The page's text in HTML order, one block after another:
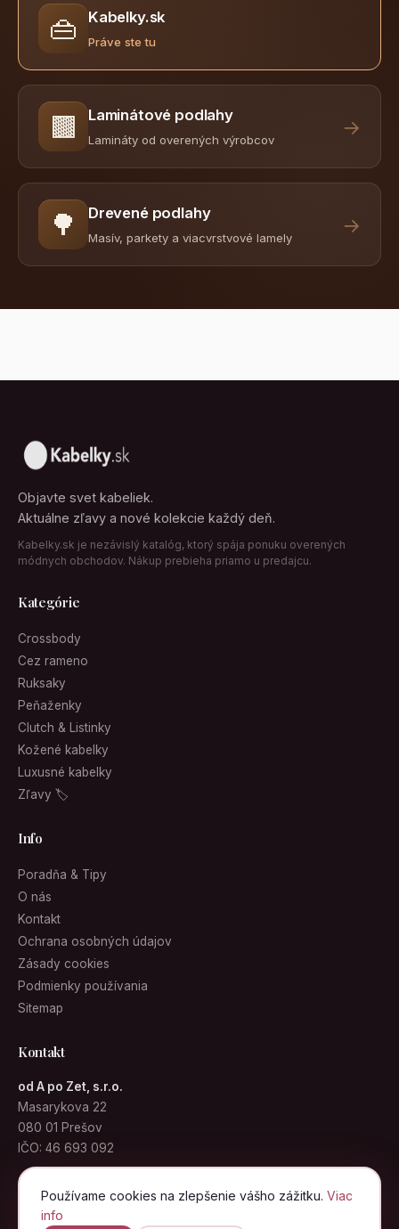
Používame cookies na zlepšenie vášho zážitku. Viac
info
👜 Kabelky.sk
Práve ste tu
🟫 Laminátové podlahy
Lamináty od overených výrobcov
→
🌳 Drevené podlahy
Masív, parkety a viacvrstvové lamely
→
Objavte svet kabeliek.
Aktuálne zľavy a nové kolekcie každý deň.
Kabelky.sk je nezávislý katalóg, ktorý spája ponuku overených
módnych obchodov. Nákup prebieha priamo u predajcu.
Kategórie
Crossbody
Cez rameno
Ruksaky
Peňaženky
Clutch & Listinky
Kožené kabelky
Luxusné kabelky
Zľavy 🏷
Info
Poradňa & Tipy
O nás
Kontakt
Ochrana osobných údajov
Zásady cookies
Podmienky používania
Sitemap
Kontakt
od A po Zet, s.r.o.
Masarykova 22
080 01 Prešov
IČO: 46 693 092
info@kabelky.sk